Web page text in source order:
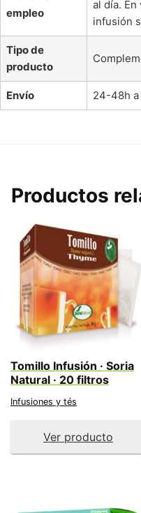
empleo
al día.
infusión
Tipo de
producto
Envío 24-48h a
Productos
Tomillo Infusión · Soria
Natural · 20 filtros
Infusiones y tés
Ver producto